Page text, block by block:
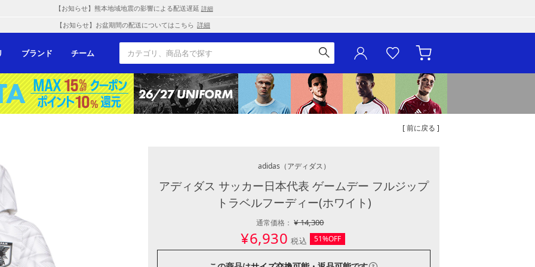
【お知らせ】熊本地域地震の影響による配送遅延 詳細
【お知らせ】お盆期間の配送についてはこちら 詳細
ブランド チーム
[ 前に戻る ]
adidas （アディダス）
アディダス サッカー日本代表 ゲームデー フルジップ
トラベルフーディー(ホワイト)
通常価格：¥ 14,300
¥6,930 税込 51%OFF